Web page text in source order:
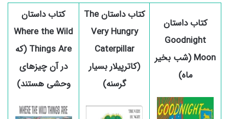
کتاب داستان
Goodnight
Moon (شب بخیر
ماه)
کتاب داستان The
Very Hungry
Caterpillar
(کاترپیلار بسیار
گرسنه)
کتاب داستان
Where the Wild
Things Are (که
در آن چیزهای
وحشی هستند)